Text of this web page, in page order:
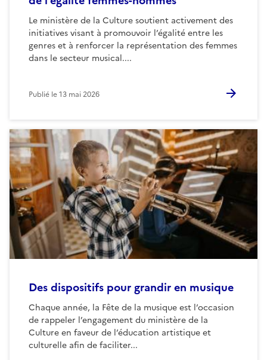
Le ministère de la Culture soutient activement des
initiatives visant à promouvoir l’égalité entre les
genres et à renforcer la représentation des femmes
dans le secteur musical....
Publié le13 mai 2026
Des dispositifs pour grandir en musique
Chaque année, la Fête de la musique est l’occasion
de rappeler l’engagement du ministère de la
Culture en faveur de l’éducation artistique et
culturelle afin de faciliter...